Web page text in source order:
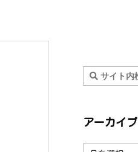
アーカイブ